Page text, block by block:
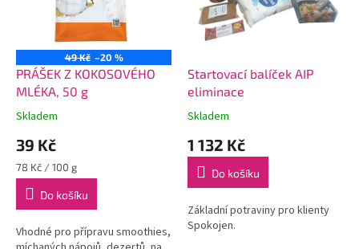
49 Kč –20 %
PRÁŠEK Z KOKOSOVÉHO
MLÉKA, 50 g
Skladem
39 Kč
Měrná
cena:
78 Kč / 100 g
Do košíku
Vhodné pro přípravu smoothies,
Startovací balíček AIP
eliminace
Skladem
1 132 Kč
Do košíku
Základní potraviny pro klienty
Spokojen.